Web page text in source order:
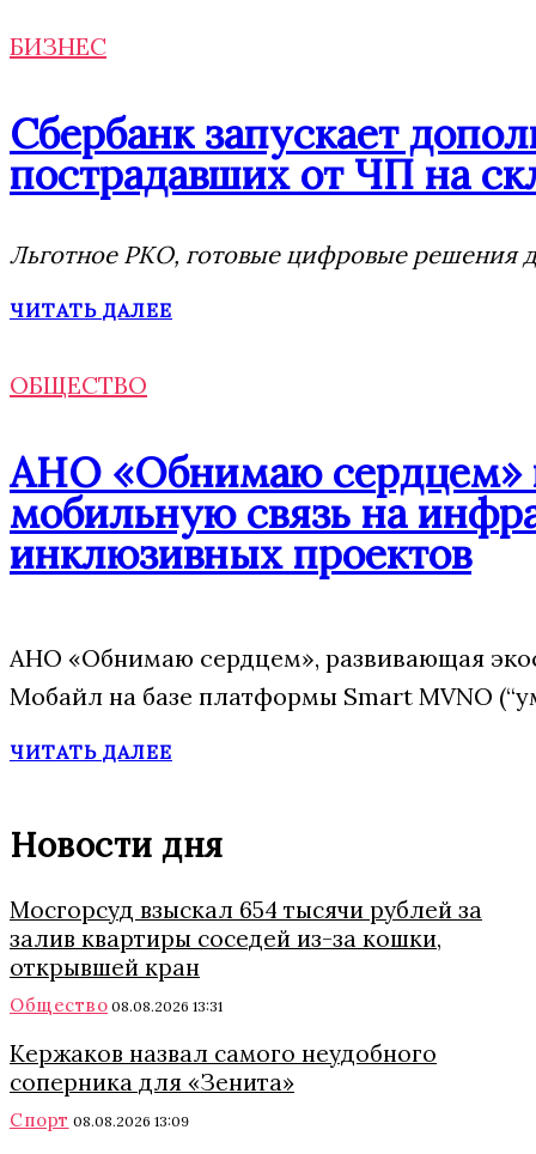
БИЗНЕС
Сбербанк запускает
пострадавших от ЧП на
Льготное РКО, готовые цифровые решения
ЧИТАТЬ ДАЛЕЕ
ОБЩЕСТВО
АНО «Обнимаю сердцем»
мобильную связь на
инклюзивных проектов
АНО «Обнимаю сердцем», развивающая
Мобайл на базе платформы Smart MVNO
ЧИТАТЬ ДАЛЕЕ
Новости дня
Мосгорсуд взыскал 654 тысячи рублей за
залив квартиры соседей из-за кошки,
открывшей кран
Общество 08.08.2026 13:31
Кержаков назвал самого неудобного
соперника для «Зенита»
Спорт 08.08.2026 13:09